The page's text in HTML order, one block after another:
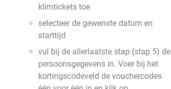
klimtickets toe
selecteer de gewenste datum en
starttijd
vul bij de allerlaatste stap (stap 5) de
persoonsgegevens in. Voer bij het
kortingscodeveld de vouchercodes